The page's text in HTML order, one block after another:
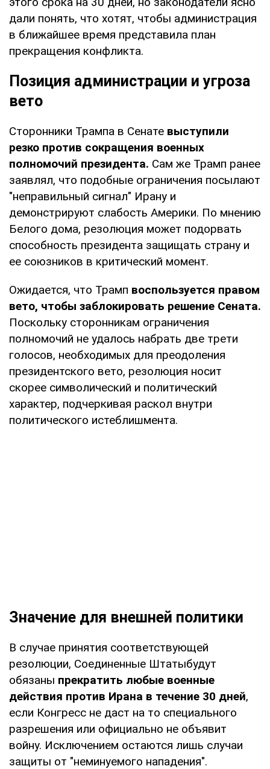
дали понять, что хотят, чтобы администрация
в ближайшее время представила план
прекращения конфликта.
Позиция администрации и угроза
вето
Сторонники Трампа в Сенате выступили
резко против сокращения военных
полномочий президента. Сам же Трамп ранее
заявлял, что подобные ограничения посылают
"неправильный сигнал" Ирану и
демонстрируют слабость Америки. По мнению
Белого дома, резолюция может подорвать
способность президента защищать страну и
ее союзников в критический момент.
Ожидается, что Трамп воспользуется правом
вето, чтобы заблокировать решение Сената.
Поскольку сторонникам ограничения
полномочий не удалось набрать две трети
голосов, необходимых для преодоления
президентского вето, резолюция носит
скорее символический и политический
характер, подчеркивая раскол внутри
политического истеблишмента.
Значение для внешней политики
В случае принятия соответствующей
резолюции, Соединенные Штатыбудут
обязаны прекратить любые военные
действия против Ирана в течение 30 дней,
если Конгресс не даст на то специального
разрешения или официально не объявит
войну. Исключением остаются лишь случаи
защиты от "неминуемого нападения".